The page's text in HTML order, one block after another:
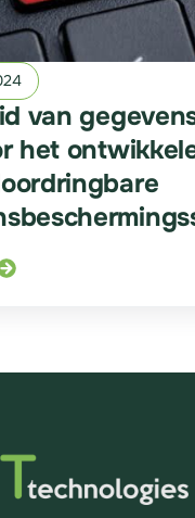
van
het